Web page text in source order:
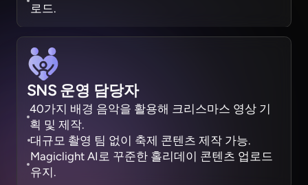
로드.
SNS 운영 담당자
40가지 배경 음악을 활용해 크리스마스 영상 기
획 및 제작.
대규모 촬영 팀 없이 축제 콘텐츠 제작 가능.
Magiclight AI로 꾸준한 홀리데이 콘텐츠 업로드
유지.